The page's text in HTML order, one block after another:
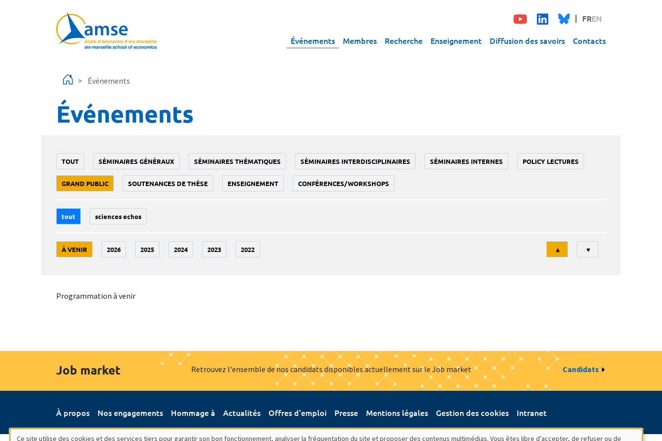
FREN
Événements Membres Recherche Enseignement Diffusion des savoirs Contacts
Événements
Événements
TOUT SÉMINAIRES GÉNÉRAUX SÉMINAIRES THÉMATIQUES SÉMINAIRES INTERDISCIPLINAIRES SÉMINAIRES INTERNES POLICY LECTURES
GRAND PUBLIC SOUTENANCES DE THÈSE ENSEIGNEMENT CONFÉRENCES/WORKSHOPS
tout sciences echos
À VENIR 2026 2025 2024 2023 2022
Tri
▲ ▼
Programmation à venir
Job market Retrouvez l'ensemble de nos candidats disponibles actuellement sur le Job market Candidats
À propos Nos engagements Hommage à Actualités Offres d'emploi Presse Mentions légales Gestion des cookies Intranet
Ce site utilise des cookies et des services tiers pour garantir son bon fonctionnement, analyser la fréquentation du site et proposer des contenus multimédias. Vous êtes libre d’accepter, de refuser ou de